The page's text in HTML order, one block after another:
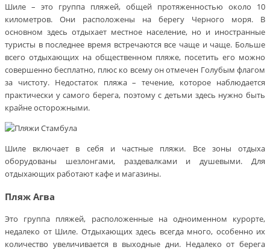
Шиле – это группа пляжей, общей протяженностью около 10
километров. Они расположены на берегу Черного моря. В
основном здесь отдыхает местное население, но и иностранные
туристы в последнее время встречаются все чаще и чаще. Больше
всего отдыхающих на общественном пляже, посетить его можно
совершенно бесплатно, плюс ко всему он отмечен Голубым флагом
за чистоту. Недостаток пляжа – течение, которое наблюдается
практически у самого берега, поэтому с детьми здесь нужно быть
крайне осторожными.
Шиле включает в себя и частные пляжи. Все зоны отдыха
оборудованы шезлонгами, раздевалками и душевыми. Для
отдыхающих работают кафе и магазины.
Пляж Агва
Это группа пляжей, расположенные на одноименном курорте,
недалеко от Шиле. Отдыхающих здесь всегда много, особенно их
количество увеличивается в выходные дни. Недалеко от берега